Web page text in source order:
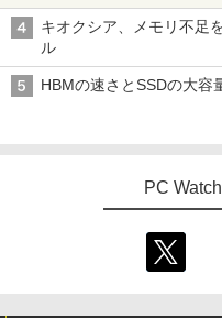
キオクシア、メモリ不足
ル
HBMの速さとSSDの大容
PC